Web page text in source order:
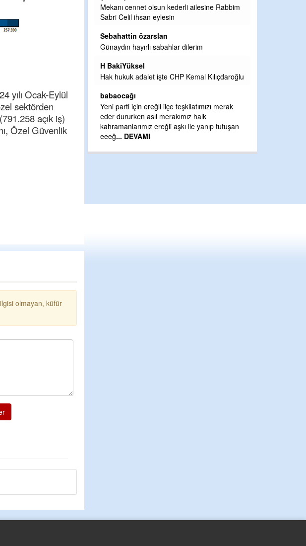
yılı Ocak-Eylül
sektörden
açık iş)
Özel Güvenlik
olmayan, küfür
Erdemir
olurdu ve para
çeyrek asır
siyasi geleneğin vücut
saf değiştirmeden
... DEVAMI
kısmet bağlamayı...
tebrik ediyorum.
Mekanı cennet olsun kederli ailesine Rabbim
Sabri Celil ihsan eylesin
Sebahattin özarslan
Günaydın hayırlı sabahlar dilerim
H BakiYüksel
Hak hukuk adalet işte CHP Kemal Kılıçdaroğlu
babaocağı
Yeni parti için ereğli ilçe teşkilatımızı merak
eder dururken asıl merakımız halk
kahramanlarımız ereğli aşkı ile yanıp tutuşan
eeeğ... DEVAMI